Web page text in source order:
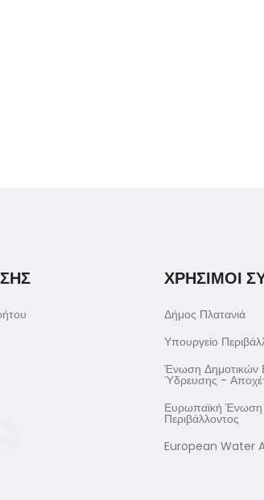
ΧΡΗΣΙΜΟΙ
Δήμος Πλατανιά
Υπουργείο
Ένωση Δημοτικών
Ύδρευσης -
Ευρωπαϊκή Ένωση
Περιβάλλοντος
European Water